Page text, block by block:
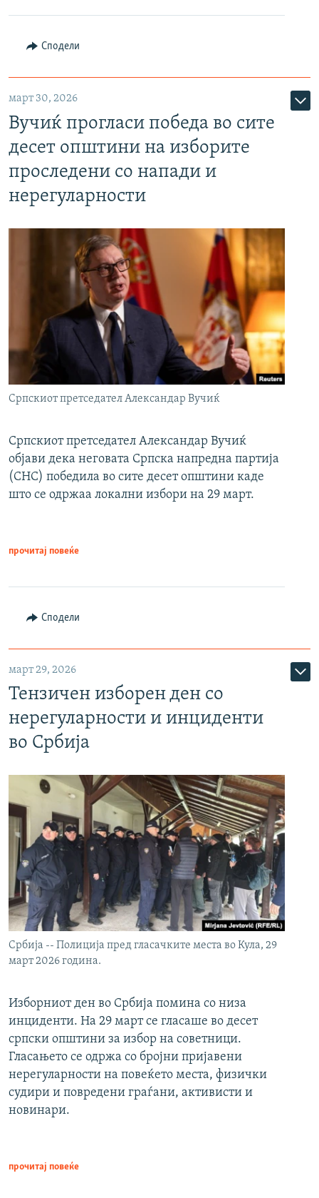
Сподели
март 30, 2026
Вучиќ прогласи победа во сите
десет општини на изборите
проследени со напади и
нерегуларности
Српскиот претседател Александар Вучиќ
Српскиот претседател Александар Вучиќ
објави дека неговата Српска напредна партија
(СНС) победила во сите десет општини каде
што се одржаа локални избори на 29 март.
прочитај повеќе
Сподели
март 29, 2026
Тензичен изборен ден со
нерегуларности и инциденти
во Србија
Србија -- Полиција пред гласачките места во Кула, 29
март 2026 година.
Изборниот ден во Србија помина со низа
инциденти. На 29 март се гласаше во десет
српски општини за избор на советници.
Гласањето се одржа со бројни пријавени
нерегуларности на повеќето места, физички
судири и повредени граѓани, активисти и
новинари.
прочитај повеќе